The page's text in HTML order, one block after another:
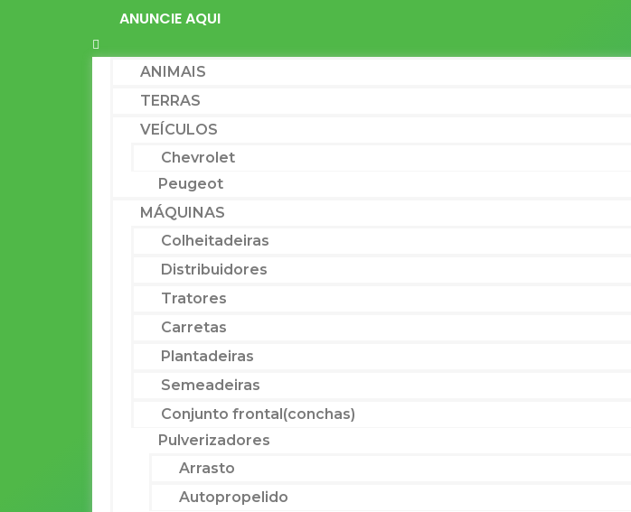
ANUNCIE AQUI
ANIMAIS
TERRAS
VEÍCULOS
Chevrolet
Peugeot
MÁQUINAS
Colheitadeiras
Distribuidores
Tratores
Carretas
Plantadeiras
Semeadeiras
Conjunto frontal(conchas)
Pulverizadores
Arrasto
Autopropelido